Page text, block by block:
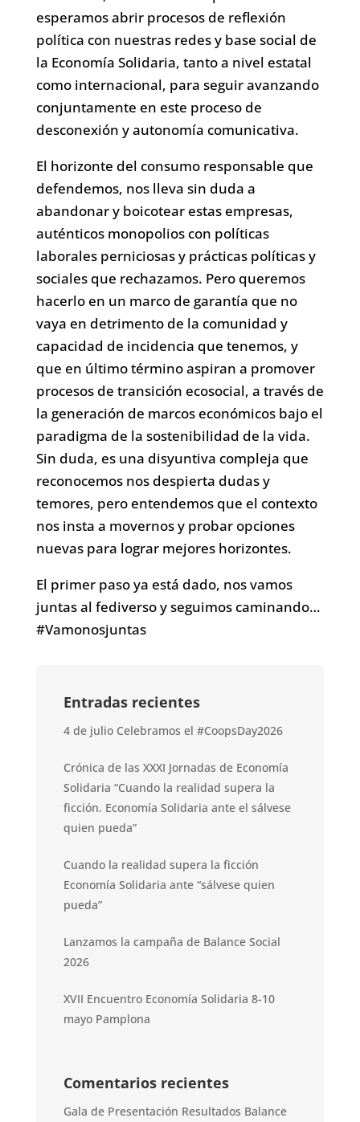
esperamos abrir procesos de reflexión
política con nuestras redes y base social de
la Economía Solidaria, tanto a nivel estatal
como internacional, para seguir avanzando
conjuntamente en este proceso de
desconexión y autonomía comunicativa.
El horizonte del consumo responsable que
defendemos, nos lleva sin duda a
abandonar y boicotear estas empresas,
auténticos monopolios con políticas
laborales perniciosas y prácticas políticas y
sociales que rechazamos. Pero queremos
hacerlo en un marco de garantía que no
vaya en detrimento de la comunidad y
capacidad de incidencia que tenemos, y
que en último término aspiran a promover
procesos de transición ecosocial, a través de
la generación de marcos económicos bajo el
paradigma de la sostenibilidad de la vida.
Sin duda, es una disyuntiva compleja que
reconocemos nos despierta dudas y
temores, pero entendemos que el contexto
nos insta a movernos y probar opciones
nuevas para lograr mejores horizontes.
El primer paso ya está dado, nos vamos
juntas al fediverso y seguimos caminando…
#Vamonosjuntas
Entradas recientes
4 de julio Celebramos el #CoopsDay2026
Crónica de las XXXI Jornadas de Economía
Solidaria “Cuando la realidad supera la
ficción. Economía Solidaria ante el sálvese
quien pueda”
Cuando la realidad supera la ficción
Economía Solidaria ante “sálvese quien
pueda”
Lanzamos la campaña de Balance Social
2026
XVII Encuentro Economía Solidaria 8-10
mayo Pamplona
Comentarios recientes
Gala de Presentación Resultados Balance